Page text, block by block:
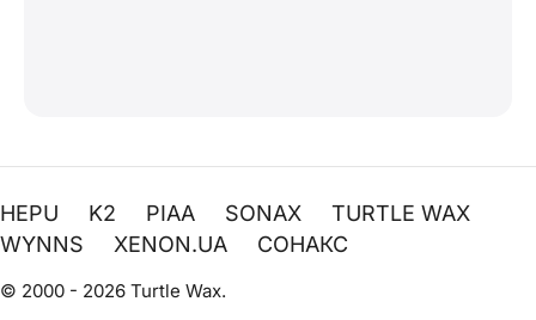
HEPU K2 PIAA SONAX
TURTLE WAX
WYNNS
XENON.UA СОНАКС
© 2000 - 2026 Turtle Wax.